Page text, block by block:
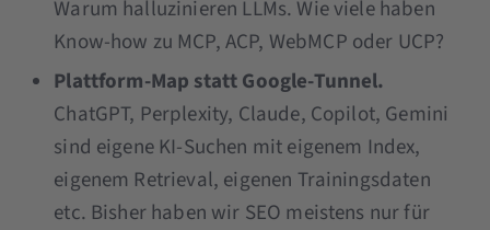
Warum halluzinieren LLMs. Wie viele haben
Know-how zu MCP, ACP, WebMCP oder UCP?
Plattform-Map statt Google-Tunnel.
ChatGPT, Perplexity, Claude, Copilot, Gemini
sind eigene KI-Suchen mit eigenem Index,
eigenem Retrieval, eigenen Trainingsdaten
etc. Bisher haben wir SEO meistens nur für